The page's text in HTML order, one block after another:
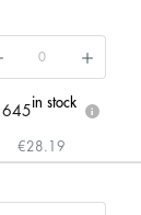
645
in stock
i
€28.19